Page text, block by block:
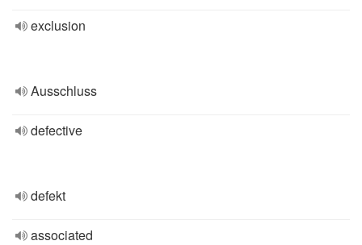
exclusion
Ausschluss
defective
defekt
associated